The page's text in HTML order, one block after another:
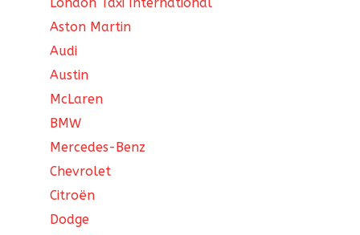
Aston Martin
Audi
Austin
McLaren
BMW
Mercedes-Benz
Chevrolet
Citroën
Dodge